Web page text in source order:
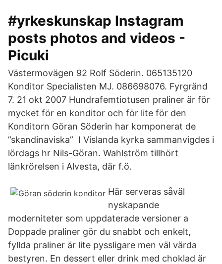
#yrkeskunskap Instagram
posts photos and videos -
Picuki
Västermovägen 92 Rolf Söderin. 065135120
Konditor Specialisten MJ. 086698076. Fyrgränd
7. 21 okt 2007 Hundrafemtiotusen praliner är för
mycket för en konditor och för lite för den
Konditorn Göran Söderin har komponerat de
”skandinaviska” I Vislanda kyrka sammanvigdes i
lördags hr Nils-Göran. Wahlström tillhört
länkrörelsen i Alvesta, där f.ö.
Här serveras såväl
nyskapande
moderniteter som uppdaterade versioner a
Doppade praliner gör du snabbt och enkelt,
fyllda praliner är lite pyssligare men väl värda
bestyren. En dessert eller drink med choklad är